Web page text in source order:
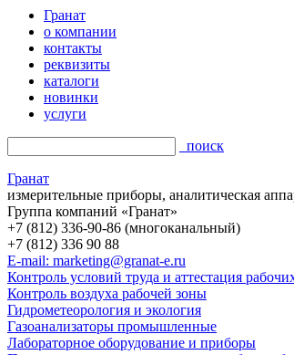
Гранат
о компании
контакты
реквизиты
каталоги
новинки
услуги
поиск
Гранат
измерительные приборы, аналитическая
Группа компаний «Гранат»
+7 (812) 336-90-86 (многоканальный)
+7 (812) 336 90 88
E-mail: marketing@granat-e.ru
Контроль условий труда и аттестация
Контроль воздуха рабочей зоны
Гидрометеорология и экология
Газоанализаторы промышленные
Лабораторное оборудование и приборы